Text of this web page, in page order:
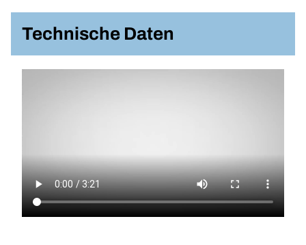
Technische Daten